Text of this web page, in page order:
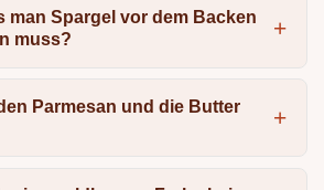
man Spargel vor dem Backen
muss?
Parmesan und die Butter